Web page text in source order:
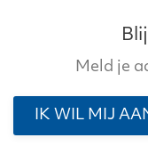
Meld je
IK WIL MIJ